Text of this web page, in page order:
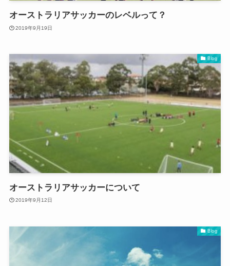
オーストラリアサッカーのレベルって？
2019年9月19日
Blog
オーストラリアサッカーについて
2019年9月12日
Blog